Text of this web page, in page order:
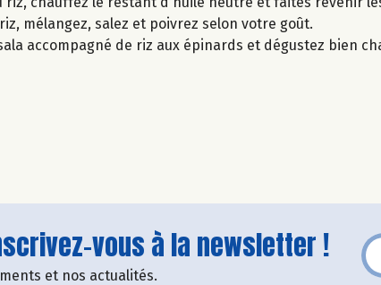
mélangez, salez et poivrez selon votre goût.
accompagné de riz aux épinards et dégustez bien
vous à la newsletter !
et nos actualités.